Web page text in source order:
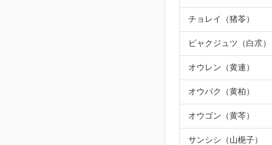
チョレイ（猪苓）
ビャクジュツ（白朮）
オウレン（黄連）
オウバク（黄柏）
オウゴン（黄芩）
サンシシ（山梔子）